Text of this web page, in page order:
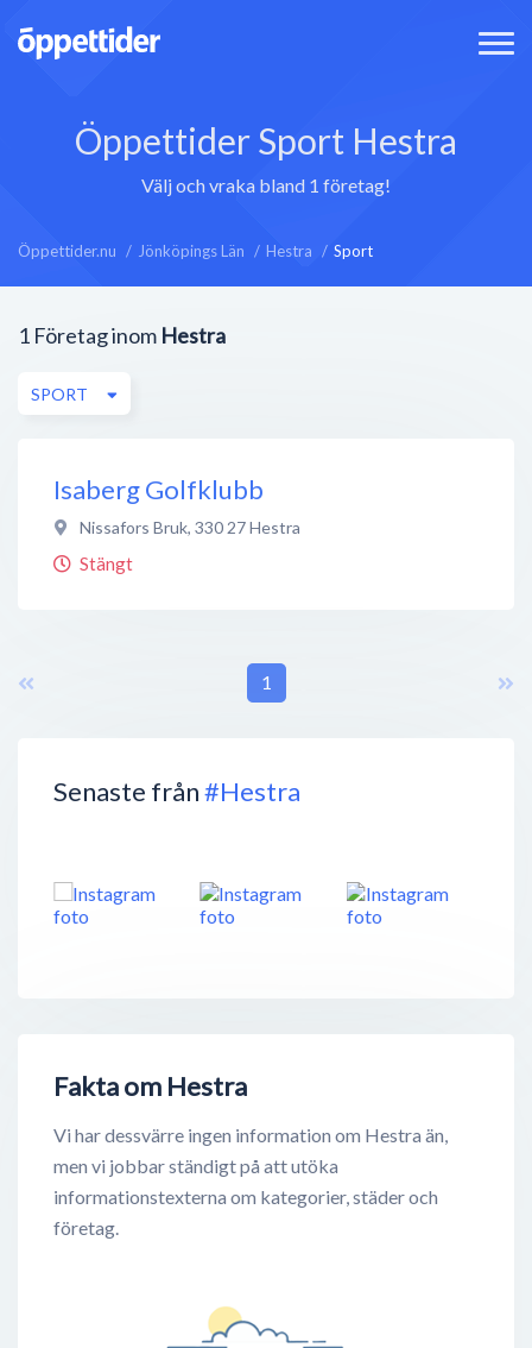
Öppettider Sport Hestra
Välj och vraka bland 1 företag!
Öppettider.nu Jönköpings Län Hestra Sport
Senaste från#Hestra
Fakta om Hestra
Vi har dessvärre ingen information om Hestra än,
men vi jobbar ständigt på att utöka
informationstexterna om kategorier, städer och
företag.
1 Företag inom Hestra
SPORT
Isaberg Golfklubb
Nissafors Bruk, 330 27Hestra
Stängt
1